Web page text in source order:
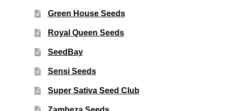
Green House Seeds
Royal Queen Seeds
SeedBay
Sensi Seeds
Super Sativa Seed Club